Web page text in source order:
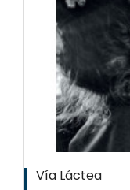
Vía Láctea